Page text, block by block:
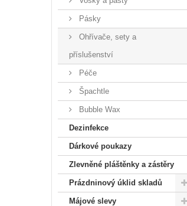
Pásky
Ohřívače, sety a
příslušenství
Péče
Špachtle
Bubble Wax
Dezinfekce
Dárkové poukazy
Zlevněné pláštěnky a zástěry
Prázdninový úklid skladů
Májové slevy